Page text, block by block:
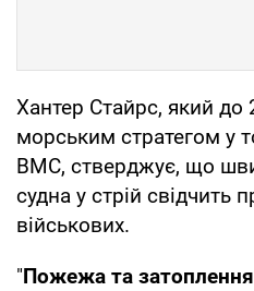
Хантер Стайрс, який
морським стратегом у
ВМС, стверджує, що
судна у стрій свідчить
військових.
"Пожежа та затоплення